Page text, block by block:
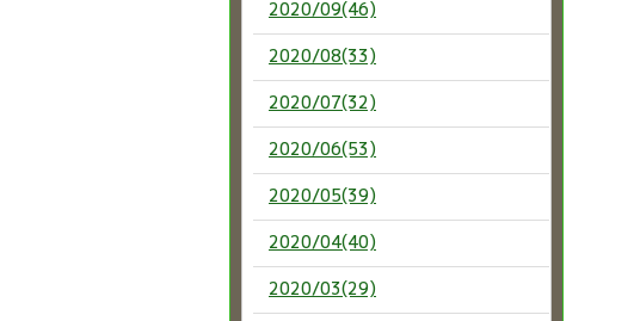
2020/09(46)
2020/08(33)
2020/07(32)
2020/06(53)
2020/05(39)
2020/04(40)
2020/03(29)